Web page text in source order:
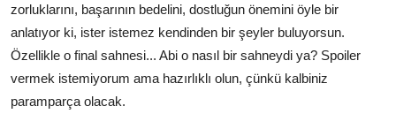
zorluklarını, başarının bedelini, dostluğun önemini öyle bir
anlatıyor ki, ister istemez kendinden bir şeyler buluyorsun.
Özellikle o final sahnesi... Abi o nasıl bir sahneydi ya? Spoiler
vermek istemiyorum ama hazırlıklı olun, çünkü kalbiniz
paramparça olacak.